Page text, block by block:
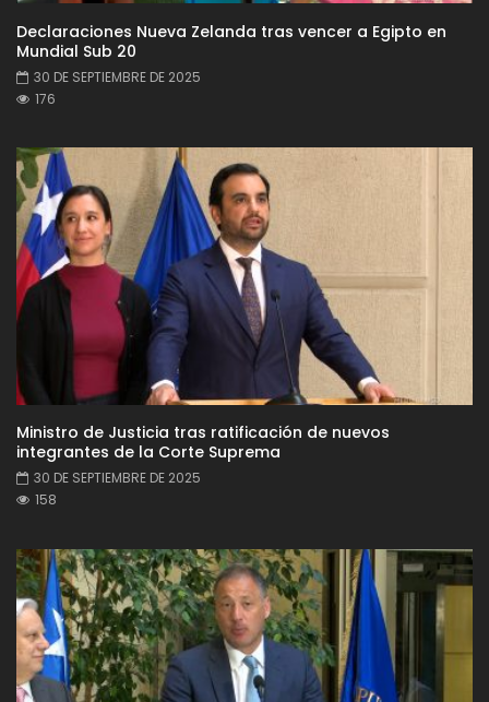
Declaraciones Nueva Zelanda tras vencer a Egipto en
Mundial Sub 20
30 DE SEPTIEMBRE DE 2025
176
Ministro de Justicia tras ratificación de nuevos
integrantes de la Corte Suprema
30 DE SEPTIEMBRE DE 2025
158